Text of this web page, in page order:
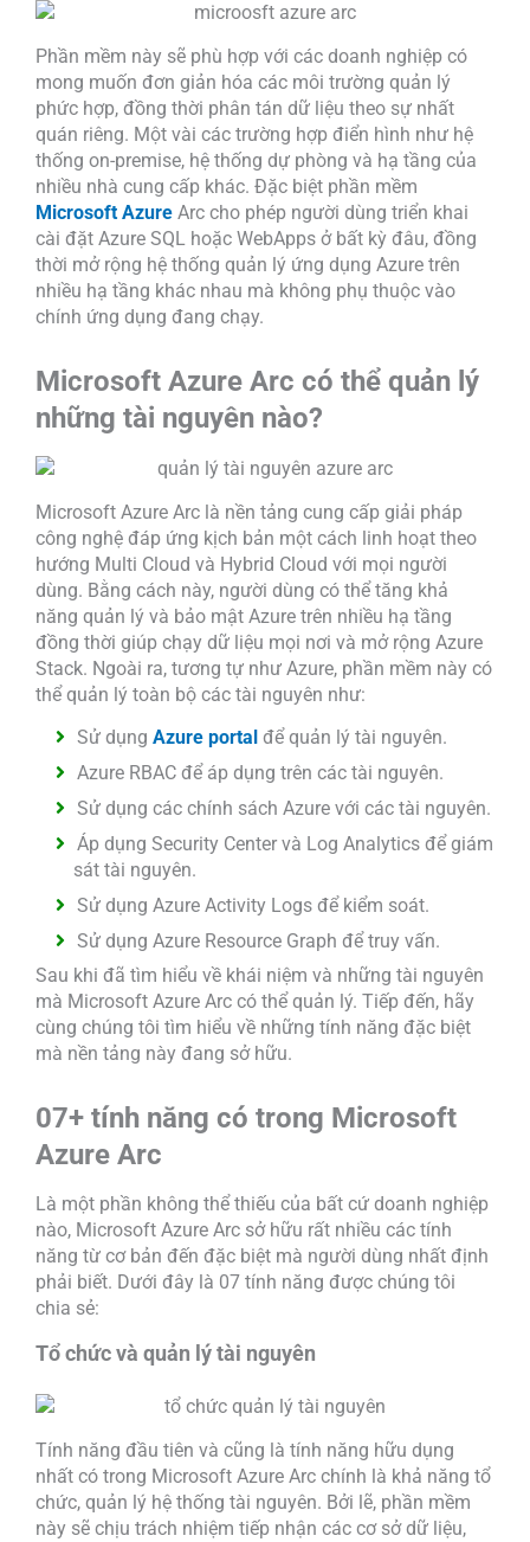
Phần mềm này sẽ phù hợp với các doanh nghiệp có
mong muốn đơn giản hóa các môi trường quản lý
phức hợp, đồng thời phân tán dữ liệu theo sự nhất
quán riêng. Một vài các trường hợp điển hình như hệ
thống on-premise, hệ thống dự phòng và hạ tầng của
nhiều nhà cung cấp khác. Đặc biệt phần mềm
Microsoft Azure Arc cho phép người dùng triển khai
cài đặt Azure SQL hoặc WebApps ở bất kỳ đâu, đồng
thời mở rộng hệ thống quản lý ứng dụng Azure trên
nhiều hạ tầng khác nhau mà không phụ thuộc vào
chính ứng dụng đang chạy.
Microsoft Azure Arc có thể quản lý
những tài nguyên nào?
Microsoft Azure Arc là nền tảng cung cấp giải pháp
công nghệ đáp ứng kịch bản một cách linh hoạt theo
hướng Multi Cloud và Hybrid Cloud với mọi người
dùng. Bằng cách này, người dùng có thể tăng khả
năng quản lý và bảo mật Azure trên nhiều hạ tầng
đồng thời giúp chạy dữ liệu mọi nơi và mở rộng Azure
Stack. Ngoài ra, tương tự như Azure, phần mềm này có
thể quản lý toàn bộ các tài nguyên như:
Sử dụng Azure portal để quản lý tài nguyên.
Azure RBAC để áp dụng trên các tài nguyên.
Sử dụng các chính sách Azure với các tài nguyên.
Áp dụng Security Center và Log Analytics để giám
sát tài nguyên.
Sử dụng Azure Activity Logs để kiểm soát.
Sử dụng Azure Resource Graph để truy vấn.
Sau khi đã tìm hiểu về khái niệm và những tài nguyên
mà Microsoft Azure Arc có thể quản lý. Tiếp đến, hãy
cùng chúng tôi tìm hiểu về những tính năng đặc biệt
mà nền tảng này đang sở hữu.
07+ tính năng có trong Microsoft
Azure Arc
Là một phần không thể thiếu của bất cứ doanh nghiệp
nào, Microsoft Azure Arc sở hữu rất nhiều các tính
năng từ cơ bản đến đặc biệt mà người dùng nhất định
phải biết. Dưới đây là 07 tính năng được chúng tôi
chia sẻ:
Tổ chức và quản lý tài nguyên
Tính năng đầu tiên và cũng là tính năng hữu dụng
nhất có trong Microsoft Azure Arc chính là khả năng tổ
chức, quản lý hệ thống tài nguyên. Bởi lẽ, phần mềm
này sẽ chịu trách nhiệm tiếp nhận các cơ sở dữ liệu,